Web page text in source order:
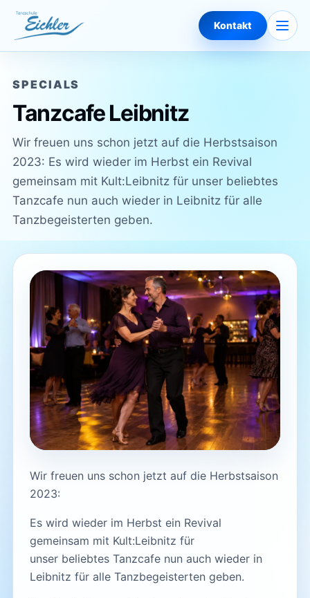
Kontakt
SPECIALS
Tanzcafe Leibnitz
Wir freuen uns schon jetzt auf die Herbstsaison
2023: Es wird wieder im Herbst ein Revival
gemeinsam mit Kult:Leibnitz für unser beliebtes
Tanzcafe nun auch wieder in Leibnitz für alle
Tanzbegeisterten geben.
Wir freuen uns schon jetzt auf die Herbstsaison
2023:
Es wird wieder im Herbst ein Revival
gemeinsam mit Kult:Leibnitz für
unser beliebtes Tanzcafe nun auch wieder in
Leibnitz für alle Tanzbegeisterten geben.